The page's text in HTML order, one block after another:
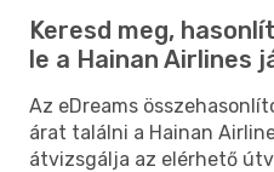
Keresd meg,
le a Hainan Airlines
Az eDreams
árat találni a Hainan
átvizsgálja az elérhető